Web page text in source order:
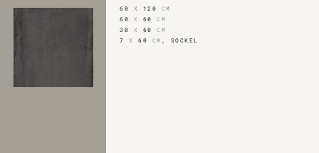
60 X 120 CM
60 X 60CM
30 X 60CM
7X 60 CM , SOCKEL